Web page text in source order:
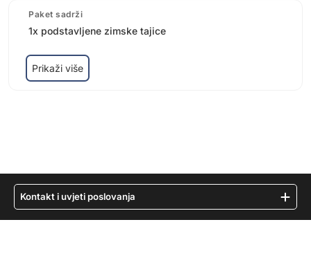
Paket sadrži
1x podstavljene zimske tajice
Prikaži više
Kontakt i uvjeti poslovanja